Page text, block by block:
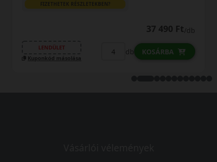
FIZETHETEK RÉSZLETEKBEN?
50 090 Ft/db
LENDÜLET
Kuponkód másolása
db KOSÁRBA